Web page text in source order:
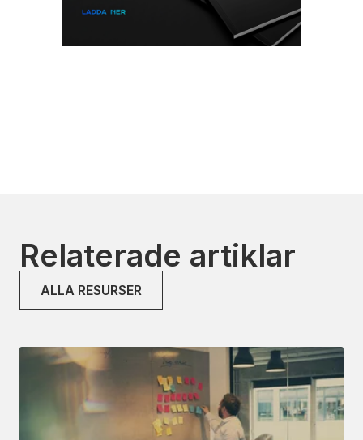
Relaterade artiklar
ALLA RESURSER